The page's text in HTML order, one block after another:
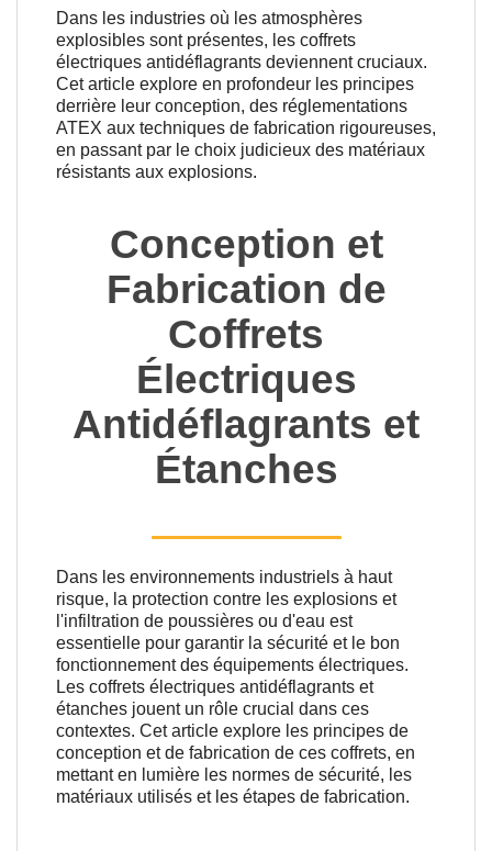
Dans les industries où les atmosphères
explosibles sont présentes, les coffrets
électriques antidéflagrants deviennent cruciaux.
Cet article explore en profondeur les principes
derrière leur conception, des réglementations
ATEX aux techniques de fabrication rigoureuses,
en passant par le choix judicieux des matériaux
résistants aux explosions.
Conception et
Fabrication de
Coffrets
Électriques
Antidéflagrants et
Étanches
Dans les environnements industriels à haut
risque, la protection contre les explosions et
l'infiltration de poussières ou d'eau est
essentielle pour garantir la sécurité et le bon
fonctionnement des équipements électriques.
Les coffrets électriques antidéflagrants et
étanches jouent un rôle crucial dans ces
contextes. Cet article explore les principes de
conception et de fabrication de ces coffrets, en
mettant en lumière les normes de sécurité, les
matériaux utilisés et les étapes de fabrication.